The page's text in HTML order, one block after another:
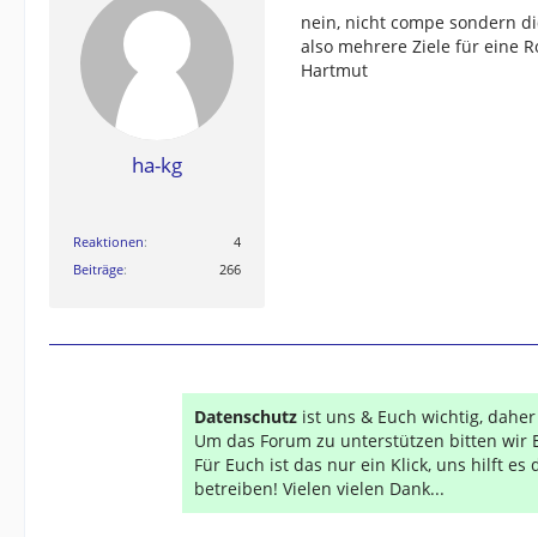
ha-kg
Reaktionen
4
Beiträge
266
nein, nicht compe sondern
also mehrere Ziele für eine
Hartmut
Datenschutz ist uns & Euch wichtig,
Um das Forum zu unterstützen bitten wir
Für Euch ist das nur ein Klick, uns hilft es
betreiben! Vielen vielen Dank...